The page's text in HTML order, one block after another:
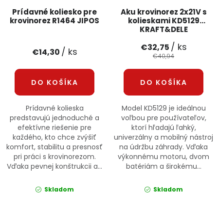
Prídavné koliesko pre
krovinorez R1464 JIPOS
€14,30 / ks
DO KOŠÍKA
Prídavné kolieska
predstavujú jednoduché a
efektívne riešenie pre
každého, kto chce zvýšiť
komfort, stabilitu a presnosť
pri práci s krovinorezom.
Vďaka pevnej konštrukcii a...
Skladom
Aku krovinorez 2x21V s
kolieskami KD5129
KRAFT&DELE
€32,75 / ks
€40,94
DO KOŠÍKA
Model KD5129 je ideálnou
voľbou pre používateľov,
ktorí hľadajú ľahký,
univerzálny a mobilný nástroj
na údržbu záhrady. Vďaka
výkonnému motoru, dvom
batériám a širokému...
Skladom